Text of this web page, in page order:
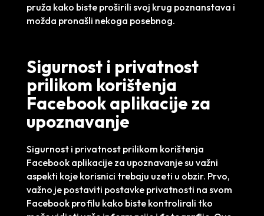
pruža kako biste proširili svoj krug poznanstava i
možda pronašli nekoga posebnog.
Sigurnost i privatnost
prilikom korištenja
Facebook aplikacije za
upoznavanje
Sigurnost i privatnost prilikom korištenja
Facebook aplikacije za upoznavanje su važni
aspekti koje korisnici trebaju uzeti u obzir. Prvo,
važno je postaviti postavke privatnosti na svom
Facebook profilu kako biste kontrolirali tko